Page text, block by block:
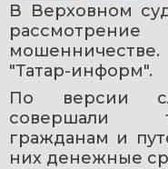
В Верховном
"Татар-информ".
По версии
совершали
гражданам и
них денежные